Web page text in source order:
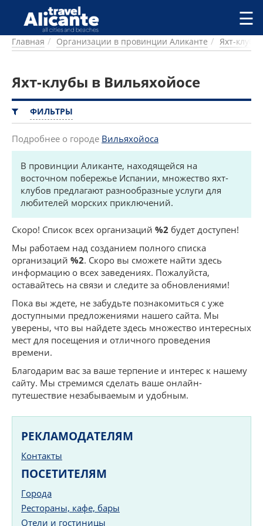
Перейти к основному содержанию
ГОРОДА
ПИТАНИЕ
ПРОЖИВАНИЕ
ПЛЯЖИ
ДОСТОПРИМЕЧАТЕЛЬНОСТИ
КЕМПИНГ
КОМАРКИ (РАЙОНЫ)
РЕЦЕПТЫ
ПРЕДЛОЖЕНИЯ
СТАТЬИ
УСЛУГИ
☰
Главная Организации в провинции Аликанте Яхт-клубы
Яхт-клубы в Вильяхойосе
ФИЛЬТРЫ
Подробнее о городе Вильяхойоса
В провинции Аликанте, находящейся на
восточном побережье Испании, множество яхт-
клубов предлагают разнообразные услуги для
любителей морских приключений.
Скоро! Список всех организаций %2 будет доступен!
Мы работаем над созданием полного списка
организаций %2. Скоро вы сможете найти здесь
информацию о всех заведениях. Пожалуйста,
оставайтесь на связи и следите за обновлениями!
Пока вы ждете, не забудьте познакомиться с уже
доступными предложениями нашего сайта. Мы
уверены, что вы найдете здесь множество интересных
мест для посещения и отличного проведения
времени.
Благодарим вас за ваше терпение и интерес к нашему
сайту. Мы стремимся сделать ваше онлайн-
путешествие незабываемым и удобным.
РЕКЛАМОДАТЕЛЯМ
Контакты
ПОСЕТИТЕЛЯМ
Города
Рестораны, кафе, бары
Отели и гостиницы